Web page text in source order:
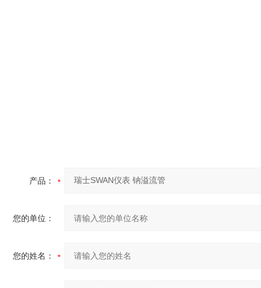
产品：
您的单位：
您的姓名：